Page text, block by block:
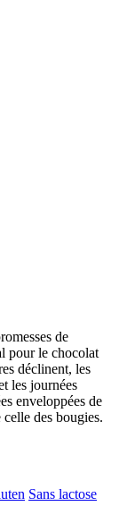
de
pour le chocolat
déclinent, les
les journées
enveloppées de
des bougies.
Sans lactose